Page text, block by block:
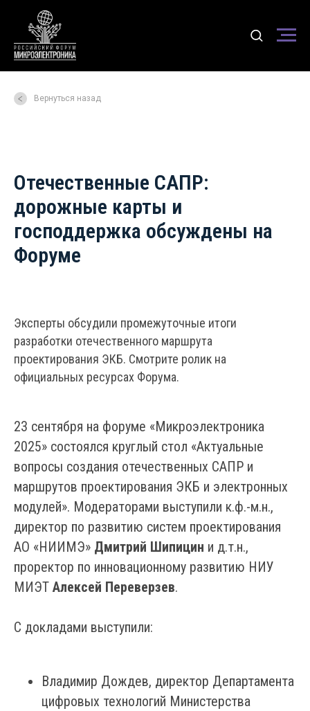
Вернуться назад
Отечественные САПР:
дорожные карты и
господдержка обсуждены на
Форуме
Эксперты обсудили промежуточные итоги
разработки отечественного маршрута
проектирования ЭКБ. Смотрите ролик на
официальных ресурсах Форума.
23 сентября на форуме «Микроэлектроника
2025» состоялся круглый стол «Актуальные
вопросы создания отечественных САПР и
маршрутов проектирования ЭКБ и электронных
модулей». Модераторами выступили к.ф.-м.н.,
директор по развитию систем проектирования
АО «НИИМЭ» Дмитрий Шипицин и д.т.н.,
проректор по инновационному развитию НИУ
МИЭТ Алексей Переверзев.
С докладами выступили:
Владимир Дождев, директор Департамента
цифровых технологий Министерства